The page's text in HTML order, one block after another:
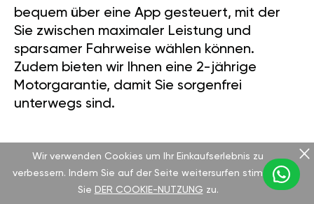
bequem über eine App gesteuert, mit der
Sie zwischen maximaler Leistung und
sparsamer Fahrweise wählen können.
Zudem bieten wir Ihnen eine 2-jährige
Motorgarantie, damit Sie sorgenfrei
unterwegs sind.
WARUM DIESES FAHRZEUG?
Wir verwenden Cookies um Ihr Einkaufserlebnis zu
verbessern. Indem Sie auf der Seite weitersurfen stimmen
Sie DER COOKIE-NUTZUNG zu.